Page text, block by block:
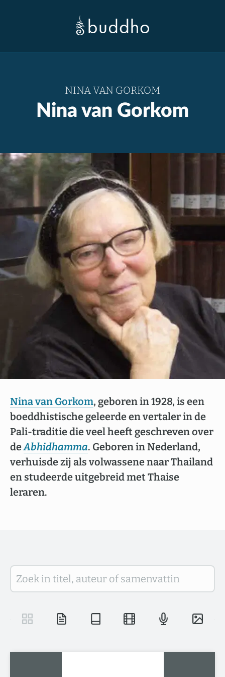
NINA VAN GORKOM
Nina van Gorkom
Nina van Gorkom, geboren in 1928, is een
boeddhistische geleerde en vertaler in de
Pali-traditie die veel heeft geschreven over
deAbhidhamma. Geboren in Nederland,
verhuisde zij als volwassene naar Thailand
en studeerde uitgebreid met Thaise
leraren.